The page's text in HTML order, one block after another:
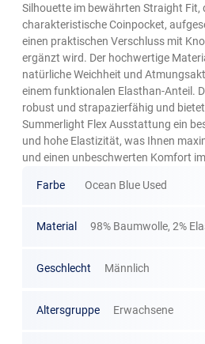
Silhouette im bewährten Straight Fit,
charakteristische Coinpocket,
einen praktischen Verschluss mit
ergänzt wird. Der hochwertige
natürliche Weichheit und
einem funktionalen Elasthan-Anteil.
robust und strapazierfähig und
Summerlight Flex Ausstattung ein
und hohe Elastizität, was Ihnen
und einen unbeschwerten Komfort
Farbe Ocean Blue Used
Material 98% Baumwolle, 2%
Geschlecht Männlich
Altersgruppe Erwachsene